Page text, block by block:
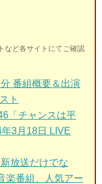
など各サイトにてご確認
番組概要＆出演
ト
「チャンスは平
3月18日 LIVE
放送だけでな
楽番組、人気アー